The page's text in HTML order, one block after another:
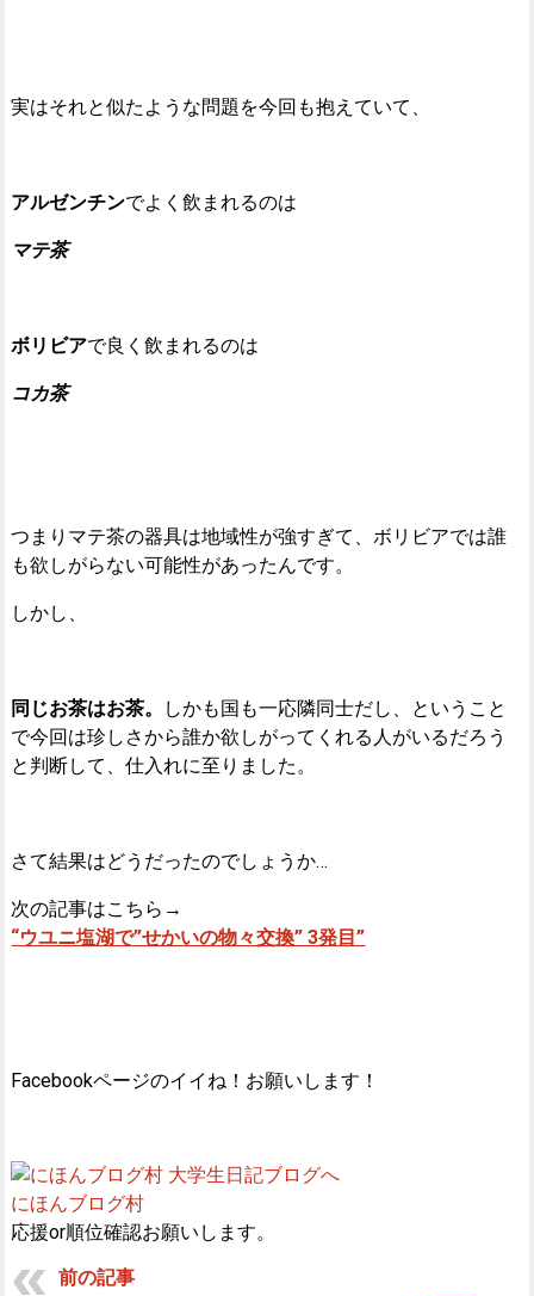
実はそれと似たような問題を今回も抱えていて、
アルゼンチンでよく飲まれるのは
マテ茶
ボリビアで良く飲まれるのは
コカ茶
つまりマテ茶の器具は地域性が強すぎて、ボリビアでは誰
も欲しがらない可能性があったんです。
しかし、
同じお茶はお茶。
しかも国も一応隣同士だし、ということ
で今回は珍しさから誰か欲しがってくれる人がいるだろう
と判断して、仕入れに至りました。
さて結果はどうだったのでしょうか…
次の記事はこちら→
“ウユニ塩湖で”せかいの物々交換” 3発目”
Facebookページのイイね！お願いします！
にほんブログ村
応援or順位確認お願いします。
前の記事